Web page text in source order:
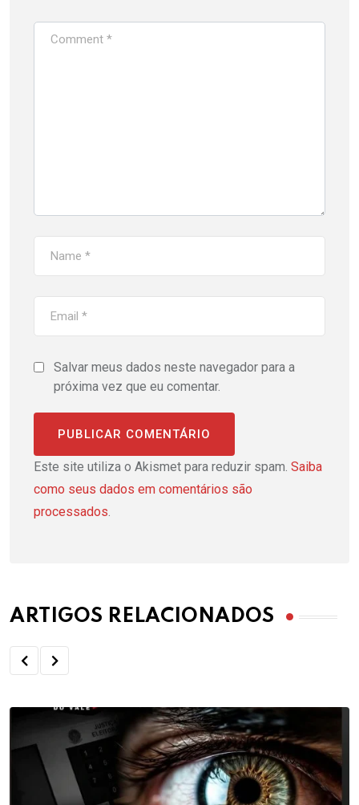
Salvar meus dados neste navegador para a
próxima vez que eu comentar.
Este site utiliza o Akismet para reduzir spam. Saiba
como seus dados em comentários são
processados.
ARTIGOS RELACIONADOS